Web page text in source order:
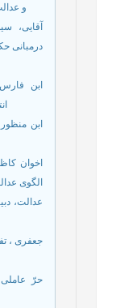
و
آقایی،
درمبانی
ابن
ابن
اخوان
الگوى
جعفرى ،
حرّ